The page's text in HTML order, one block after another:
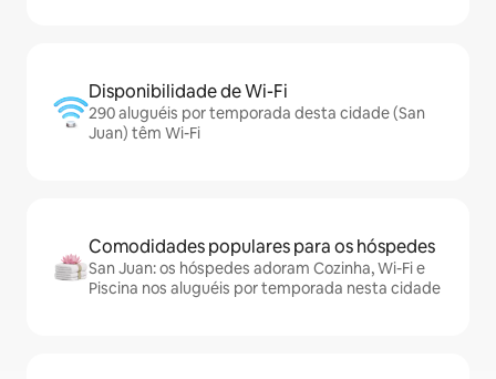
Disponibilidade de Wi-Fi
290 aluguéis por temporada desta cidade (San
Juan) têm Wi-Fi
Comodidades populares para os hóspedes
San Juan: os hóspedes adoram Cozinha, Wi-Fi e
Piscina nos aluguéis por temporada nesta cidade